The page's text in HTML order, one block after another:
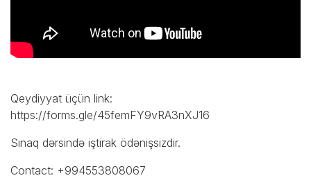
Qeydiyyat üçün link:
https://forms.gle/45femFY9vRA3nXJ16
Sınaq dərsində iştirak ödənişsizdir.
Contact: +994553808067